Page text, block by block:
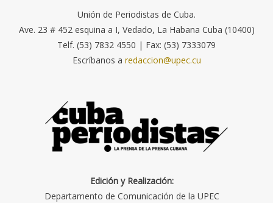
Unión de Periodistas de Cuba.
Ave. 23 # 452 esquina a I, Vedado, La Habana Cuba (10400)
Telf. (53) 7832 4550 | Fax: (53) 7333079
Escríbanos a redaccion@upec.cu
Edición y Realización:
Departamento de Comunicación de la UPEC